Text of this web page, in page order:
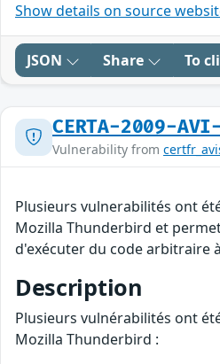
Show details on source
JSON Share To
CERTA-2009-
Vulnerability from
Plusieurs vulnerabilités ont
Mozilla Thunderbird et
d'exécuter du code arbitraire
Description
Plusieurs vulnérabilités ont
Mozilla Thunderbird :